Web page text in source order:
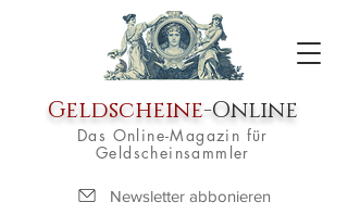
Geldscheine-Online
Das Online-Magazin für
Geldscheinsammler
Newsletter abbonieren